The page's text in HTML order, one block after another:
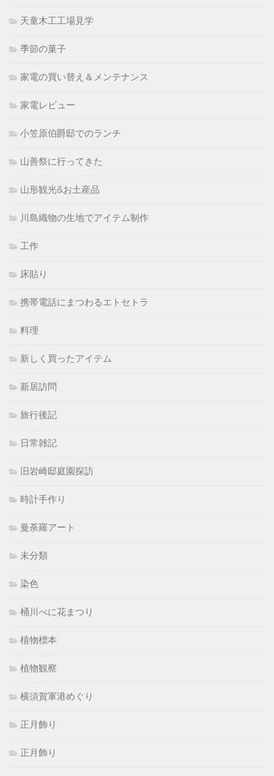
天童木工工場見学
季節の菓子
家電の買い替え＆メンテナンス
家電レビュー
小笠原伯爵邸でのランチ
山善祭に行ってきた
山形観光&お土産品
川島織物の生地でアイテム制作
工作
床貼り
携帯電話にまつわるエトセトラ
料理
新しく買ったアイテム
新居訪問
旅行後記
日常雑記
旧岩崎邸庭園探訪
時計手作り
曼荼羅アート
未分類
染色
桶川べに花まつり
植物標本
植物観察
横須賀軍港めぐり
正月飾り
正月飾り